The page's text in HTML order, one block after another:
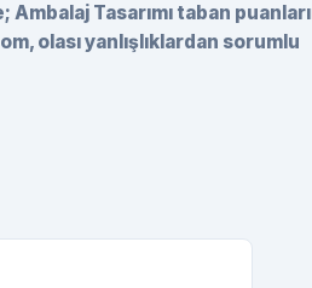
Tasarımı taban
olası yanlışlıklardan sorumlu